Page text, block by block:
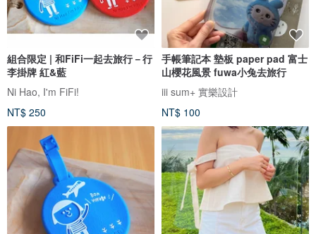
組合限定 | 和FiFi一起去旅行－行
李掛牌 紅&藍
Ni Hao, I'm FiFi!
NT$ 250
手帳筆記本 墊板 paper pad 富士
山櫻花風景 fuwa小兔去旅行
iii sum+ 實樂設計
NT$ 100